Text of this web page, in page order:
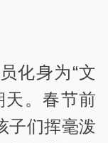
化身为“文
天。春节前
子们挥毫泼